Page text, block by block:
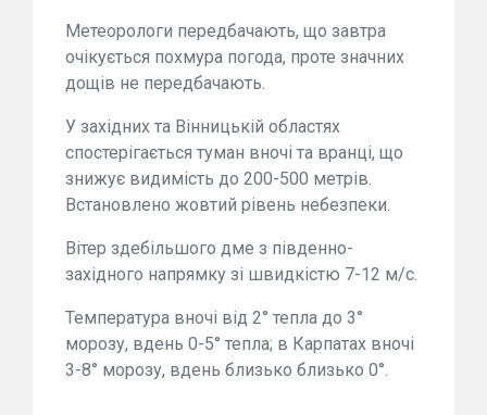
Метеорологи передбачають, що завтра
очікується похмура погода, проте значних
дощів не передбачають.
У західних та Вінницькій областях
спостерігається туман вночі та вранці, що
знижує видимість до 200-500 метрів.
Встановлено жовтий рівень небезпеки.
Вітер здебільшого дме з південно-
західного напрямку зі швидкістю 7-12 м/с.
Температура вночі від 2° тепла до 3°
морозу, вдень 0-5° тепла; в Карпатах вночі
3-8° морозу, вдень близько близько 0°.